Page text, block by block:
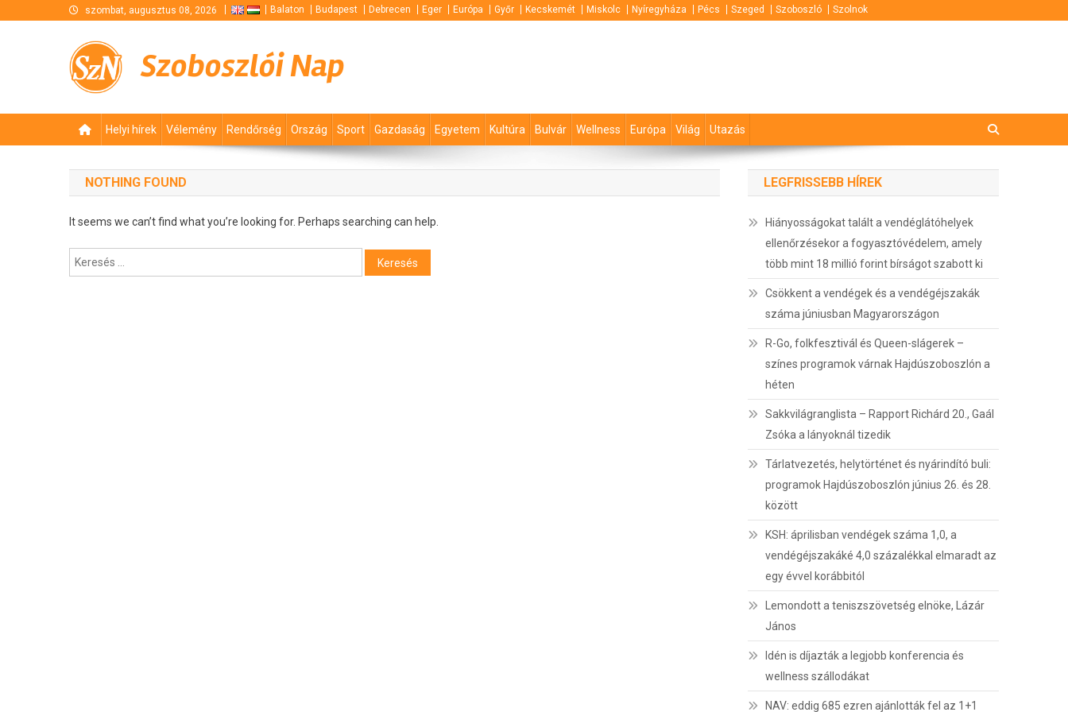
szombat, augusztus 08, 2026 Balaton Budapest Debrecen Eger Európa Győr Kecskemét Miskolc Nyíregyháza Pécs Szeged Szoboszló Szolnok
Szoboszlói Nap
Helyi hírek Vélemény Rendőrség Ország Sport Gazdaság Egyetem Kultúra Bulvár Wellness Európa Világ Utazás
NOTHING FOUND
It seems we can’t find what you’re looking for. Perhaps searching can help.
Keresés:
LEGFRISSEBB HÍREK
Hiányosságokat talált a vendéglátóhelyek
ellenőrzésekor a fogyasztóvédelem, amely
több mint 18 millió forint bírságot szabott ki
Csökkent a vendégek és a vendégéjszakák
száma júniusban Magyarországon
R-Go, folkfesztivál és Queen-slágerek –
színes programok várnak Hajdúszoboszlón a
héten
Sakkvilágranglista – Rapport Richárd 20., Gaál
Zsóka a lányoknál tizedik
Tárlatvezetés, helytörténet és nyárindító buli:
programok Hajdúszoboszlón június 26. és 28.
között
KSH: áprilisban vendégek száma 1,0, a
vendégéjszakáké 4,0 százalékkal elmaradt az
egy évvel korábbitól
Lemondott a teniszszövetség elnöke, Lázár
János
Idén is díjazták a legjobb konferencia és
wellness szállodákat
NAV: eddig 685 ezren ajánlották fel az 1+1